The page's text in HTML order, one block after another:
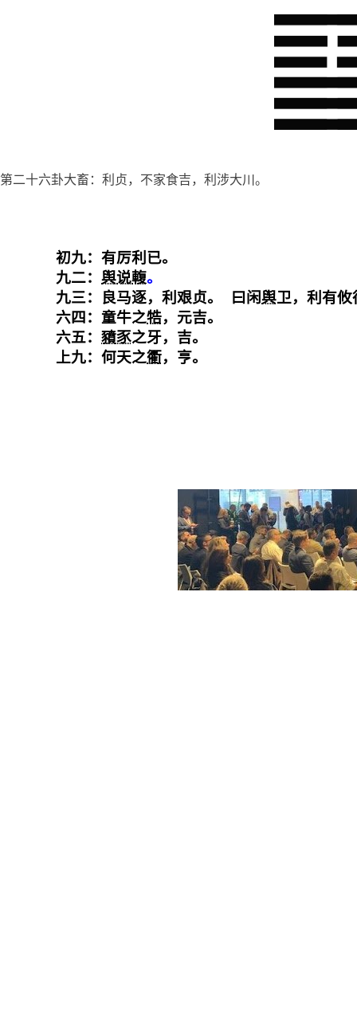
第二十六卦大畜：利贞，不家食吉，利涉大川。
初九：有厉利已。
九二： 舆说輹
九三：良马逐，利艰贞。 曰闲舆卫，利有攸
六四：童牛之牿，元吉。
六五： 豶豕之牙，吉。
上九：何天之衢，亨。